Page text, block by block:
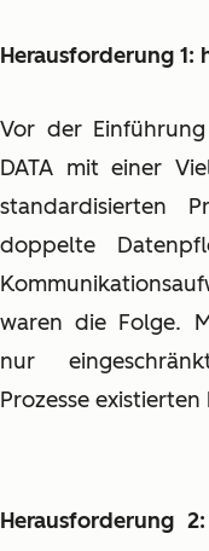
Herausforderung 1:
Vor der
DATA mit einer
standardisierten
doppelte
waren die Folge.
nur
Prozesse existierten
Herausforderung